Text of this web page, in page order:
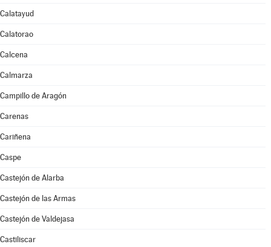
Calatayud
Calatorao
Calcena
Calmarza
Campillo de Aragón
Carenas
Cariñena
Caspe
Castejón de Alarba
Castejón de las Armas
Castejón de Valdejasa
Castiliscar